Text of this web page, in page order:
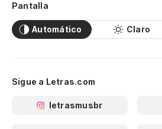
Pantalla
Automático Claro
Sigue a Letras.com
letrasmusbr